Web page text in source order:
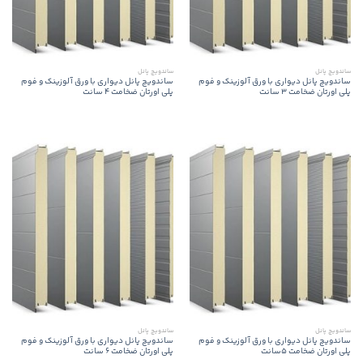
ساندویچ پانل
ساندویچ پانل دیواری با ورق آلوزینک و فوم
پلی اورتان ضخامت 3 سانت
ساندویچ پانل
ساندویچ پانل دیواری با ورق آلوزینک و فوم
پلی اورتان ضخامت 4 سانت
ساندویچ پانل
ساندویچ پانل دیواری با ورق آلوزینک و فوم
پلی اورتان ضخامت 5سانت
ساندویچ پانل
ساندویچ پانل دیواری با ورق آلوزینک و فوم
پلی اورتان ضخامت 6 سانت